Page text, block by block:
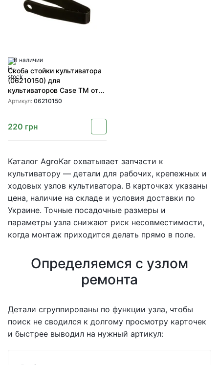
В наличии
Скоба стойки культиватора
(06210150) для
культиваторов Case TM от
SHOUP
Артикул: 06210150
220 грн
Каталог AgroKar охватывает запчасти к
культиватору — детали для рабочих, крепежных и
ходовых узлов культиватора. В карточках указаны
цена, наличие на складе и условия доставки по
Украине. Точные посадочные размеры и
параметры узла снижают риск несовместимости,
когда монтаж приходится делать прямо в поле.
Определяемся с узлом
ремонта
Детали сгруппированы по функции узла, чтобы
поиск не сводился к долгому просмотру карточек
и быстрее выводил на нужный артикул: